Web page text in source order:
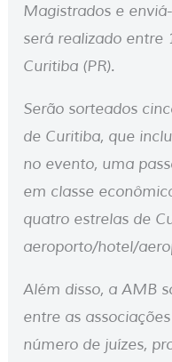
Magistrados e
será realizado entre
Curitiba (PR).
Serão sorteados
de Curitiba, que
no evento, uma
em classe
quatro estrelas de
aeroporto/hotel/
Além disso, a AMB
entre as
número de juízes,